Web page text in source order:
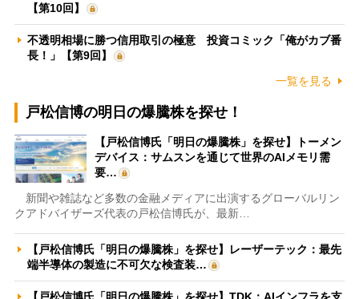
【第10回】
不透明相場に勝つ信用取引の極意 投資コミック「俺がカブ番
長！」【第9回】
一覧を見る
戸松信博の明日の爆騰株を探せ！
【戸松信博氏「明日の爆騰株」を探せ】トーメン
デバイス：サムスンを通じて世界のAIメモリ需
要…
新聞や雑誌など多数の金融メディアに出演するグローバルリン
クアドバイザーズ代表の戸松信博氏が、最新…
【戸松信博氏「明日の爆騰株」を探せ】レーザーテック：最先
端半導体の製造に不可欠な検査装…
【戸松信博氏「明日の爆騰株」を探せ】TDK：AIインフラを支